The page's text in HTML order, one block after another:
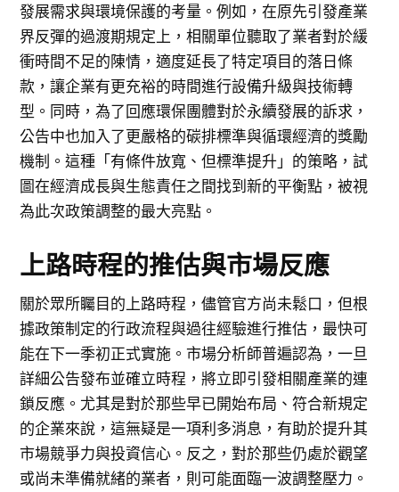
發展需求與環境保護的考量。例如，在原先引發產業
界反彈的過渡期規定上，相關單位聽取了業者對於緩
衝時間不足的陳情，適度延長了特定項目的落日條
款，讓企業有更充裕的時間進行設備升級與技術轉
型。同時，為了回應環保團體對於永續發展的訴求，
公告中也加入了更嚴格的碳排標準與循環經濟的獎勵
機制。這種「有條件放寬、但標準提升」的策略，試
圖在經濟成長與生態責任之間找到新的平衡點，被視
為此次政策調整的最大亮點。
上路時程的推估與市場反應
關於眾所矚目的上路時程，儘管官方尚未鬆口，但根
據政策制定的行政流程與過往經驗進行推估，最快可
能在下一季初正式實施。市場分析師普遍認為，一旦
詳細公告發布並確立時程，將立即引發相關產業的連
鎖反應。尤其是對於那些早已開始布局、符合新規定
的企業來說，這無疑是一項利多消息，有助於提升其
市場競爭力與投資信心。反之，對於那些仍處於觀望
或尚未準備就緒的業者，則可能面臨一波調整壓力。